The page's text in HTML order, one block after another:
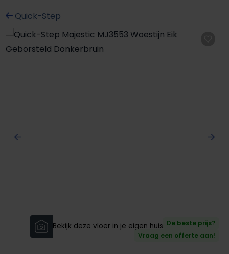
Quick-Step
Afbeeldingengalerij overslaan
Bekijk deze vloer in je eigen huis! De beste prijs?
Vraag een offerte aan!